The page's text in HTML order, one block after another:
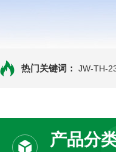
热门关键词： JW-TH-
产品分